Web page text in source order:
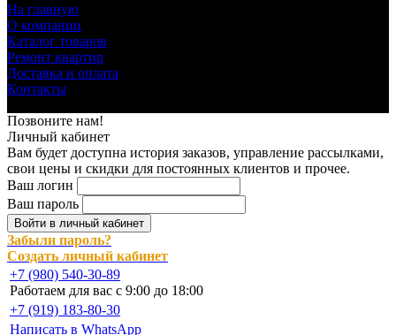
На главную
О компании
Каталог товаров
Ремонт квартир
Доставка и оплата
Контакты
Позвоните нам!
Личный кабинет
Вам будет доступна история заказов, управление рассылками,
свои цены и скидки для постоянных клиентов и прочее.
Ваш логин
Ваш пароль
Войти в личный кабинет
Забыли пароль?
Создать личный кабинет
+7 (980) 540-30-89
Работаем для вас с 9:00 до 18:00
+7 (919) 183-80-30
Написать в WhatsApp